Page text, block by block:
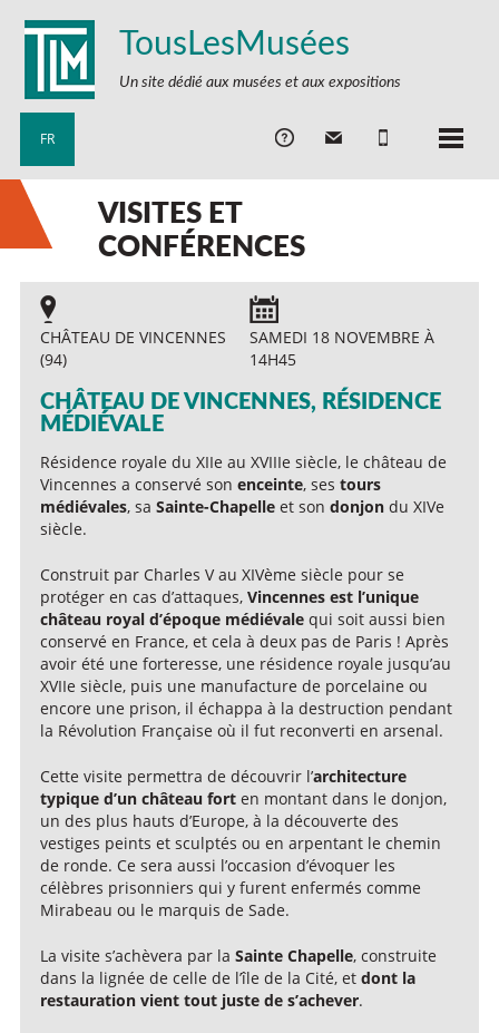
TousLesMusées
Un site dédié aux musées et aux expositions
FR
VISITES ET
CONFÉRENCES
CHÂTEAU DE VINCENNES
(94)
SAMEDI 18 NOVEMBRE À
14H45
CHÂTEAU DE VINCENNES, RÉSIDENCE
MÉDIÉVALE
Résidence royale du XIIe au XVIIIe siècle, le château de
Vincennes a conservé son enceinte, ses tours
médiévales, sa Sainte-Chapelle et son donjon du XIVe
siècle.
Construit par Charles V au XIVème siècle pour se
protéger en cas d’attaques, Vincennes est l’unique
château royal d’époque médiévale qui soit aussi bien
conservé en France, et cela à deux pas de Paris ! Après
avoir été une forteresse, une résidence royale jusqu’au
XVIIe siècle, puis une manufacture de porcelaine ou
encore une prison, il échappa à la destruction pendant
la Révolution Française où il fut reconverti en arsenal.
Cette visite permettra de découvrir l’architecture
typique d’un château fort en montant dans le donjon,
un des plus hauts d’Europe, à la découverte des
vestiges peints et sculptés ou en arpentant le chemin
de ronde. Ce sera aussi l’occasion d’évoquer les
célèbres prisonniers qui y furent enfermés comme
Mirabeau ou le marquis de Sade.
La visite s’achèvera par la Sainte Chapelle, construite
dans la lignée de celle de l’île de la Cité, et dont la
restauration vient tout juste de s’achever.